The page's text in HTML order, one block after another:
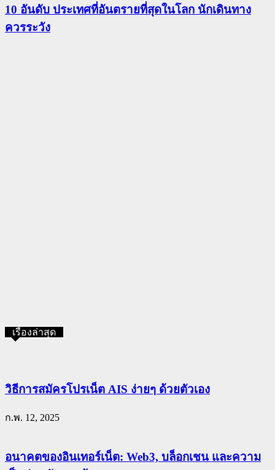
10 อันดับ ประเทศที่อันตรายที่สุดในโลก นักเดินทาง
ควรระวัง
เรื่องล่าสุด
วิธีการสมัครโปรเน็ต AIS ง่ายๆ ด้วยตัวเอง
ก.พ. 12, 2025
อนาคตของอินเทอร์เน็ต: Web3, บล็อกเชน และความ